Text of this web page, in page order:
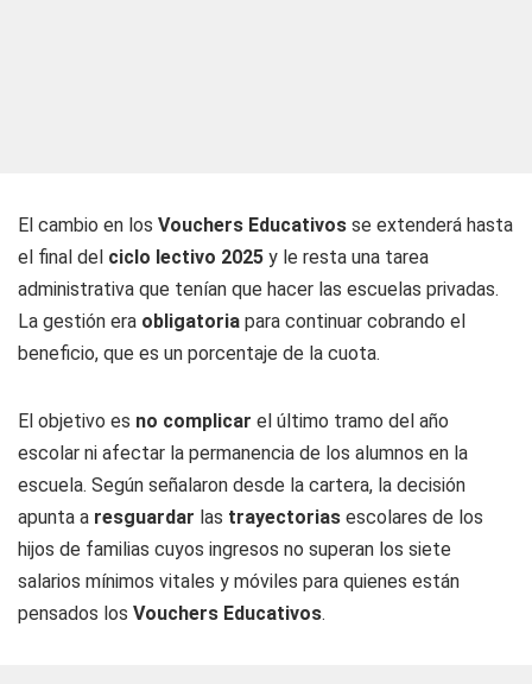
El cambio en los Vouchers Educativos se extenderá hasta
el final del ciclo lectivo 2025 y le resta una tarea
administrativa que tenían que hacer las escuelas privadas.
La gestión era obligatoria para continuar cobrando el
beneficio, que es un porcentaje de la cuota.
El objetivo es no complicar el último tramo del año
escolar ni afectar la permanencia de los alumnos en la
escuela. Según señalaron desde la cartera, la decisión
apunta a resguardar las trayectorias escolares de los
hijos de familias cuyos ingresos no superan los siete
salarios mínimos vitales y móviles para quienes están
pensados los Vouchers Educativos.